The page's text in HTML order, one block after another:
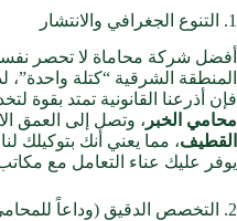
1. التنوع الجغرافي والانتشار
أفضل شركة محاماة لا تحصر
المنطقة الشرقية “كتلة واحدة”،
فإن أذرعنا القانونية تمتد بقوة
محامي الخبر ، وتصل إلى العمق
القطيف، مما يعني أنك بتوكيلك
يوفر عليك عناء التعامل مع
2. التخصص الدقيق (وداعاً للمحامي الشامل)